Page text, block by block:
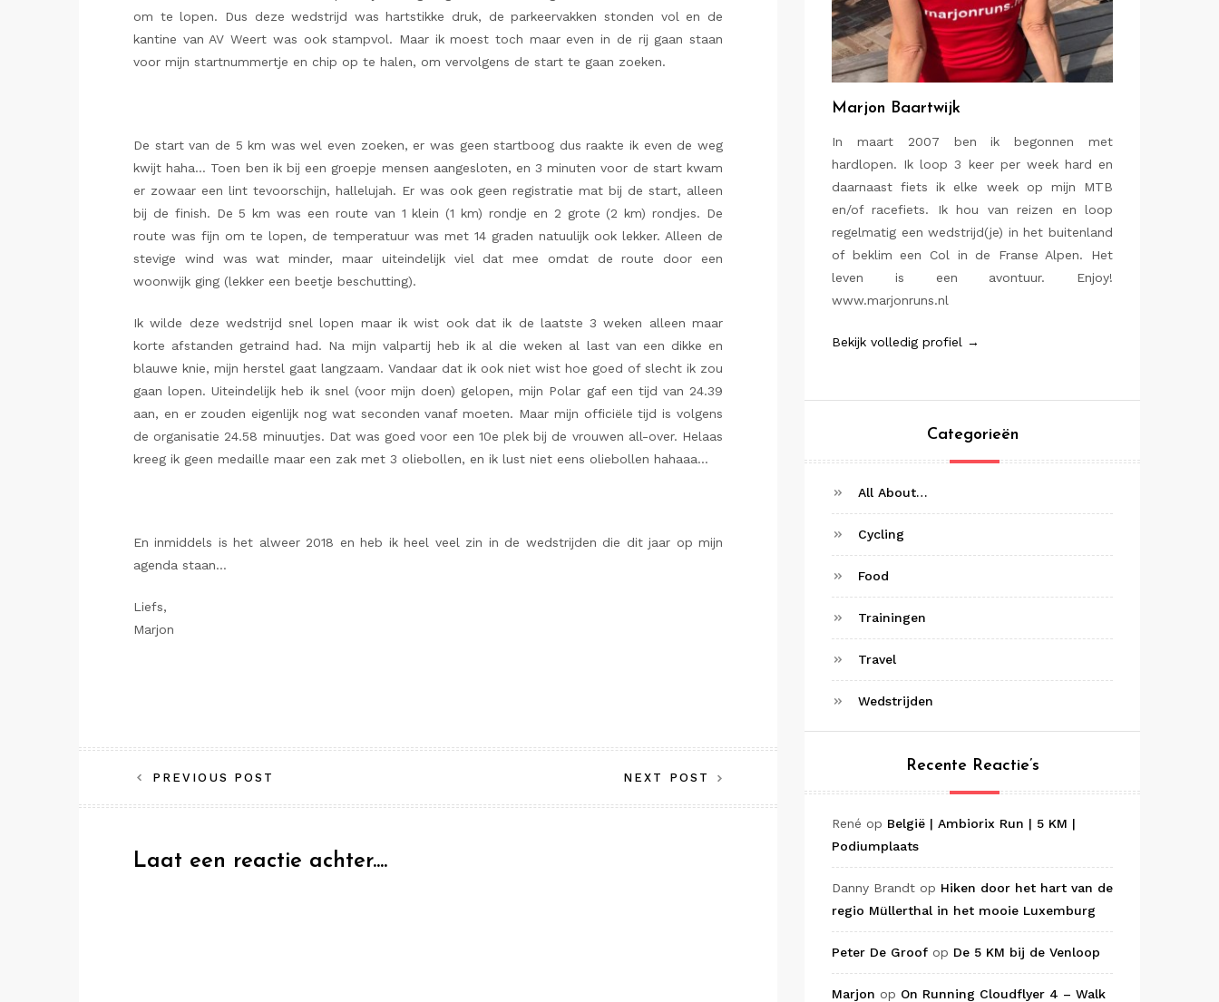
om te lopen. Dus deze wedstrijd was hartstikke druk, de parkeervakken stonden vol en de
kantine van AV Weert was ook stampvol. Maar ik moest toch maar even in de rij gaan staan
voor mijn startnummertje en chip op te halen, om vervolgens de start te gaan zoeken.
De start van de 5 km was wel even zoeken, er was geen startboog dus raakte ik even de weg
kwijt haha… Toen ben ik bij een groepje mensen aangesloten, en 3 minuten voor de start kwam
er zowaar een lint tevoorschijn, hallelujah. Er was ook geen registratie mat bij de start, alleen
bij de finish. De 5 km was een route van 1 klein (1 km) rondje en 2 grote (2 km) rondjes. De
route was fijn om te lopen, de temperatuur was met 14 graden natuulijk ook lekker. Alleen de
stevige wind was wat minder, maar uiteindelijk viel dat mee omdat de route door een
woonwijk ging (lekker een beetje beschutting).
Ik wilde deze wedstrijd snel lopen maar ik wist ook dat ik de laatste 3 weken alleen maar
korte afstanden getraind had. Na mijn valpartij heb ik al die weken al last van een dikke en
blauwe knie, mijn herstel gaat langzaam. Vandaar dat ik ook niet wist hoe goed of slecht ik zou
gaan lopen. Uiteindelijk heb ik snel (voor mijn doen) gelopen, mijn Polar gaf een tijd van 24.39
aan, en er zouden eigenlijk nog wat seconden vanaf moeten. Maar mijn officiële tijd is volgens
de organisatie 24.58 minuutjes. Dat was goed voor een 10e plek bij de vrouwen all-over. Helaas
kreeg ik geen medaille maar een zak met 3 oliebollen, en ik lust niet eens oliebollen hahaaa…
En inmiddels is het alweer 2018 en heb ik heel veel zin in de wedstrijden die dit jaar op mijn
agenda staan…
Liefs,
Marjon
Bericht
navigatie
PREVIOUS POST NEXT POST
Laat een reactie achter....
Marjon Baartwijk
In maart 2007 ben ik begonnen met
hardlopen. Ik loop 3 keer per week hard en
daarnaast fiets ik elke week op mijn MTB
en/of racefiets. Ik hou van reizen en loop
regelmatig een wedstrijd(je) in het buitenland
of beklim een Col in de Franse Alpen. Het
leven is een avontuur. Enjoy!
www.marjonruns.nl
Bekijk volledig profiel →
Categorieën
All About…
Cycling
Food
Trainingen
Travel
Wedstrijden
Recente Reactie’s
René op België | Ambiorix Run | 5 KM |
Podiumplaats
Danny Brandt op Hiken door het hart van de
regio Müllerthal in het mooie Luxemburg
Peter De Groof op De 5 KM bij de Venloop
Marjon op On Running Cloudflyer 4 – Walk